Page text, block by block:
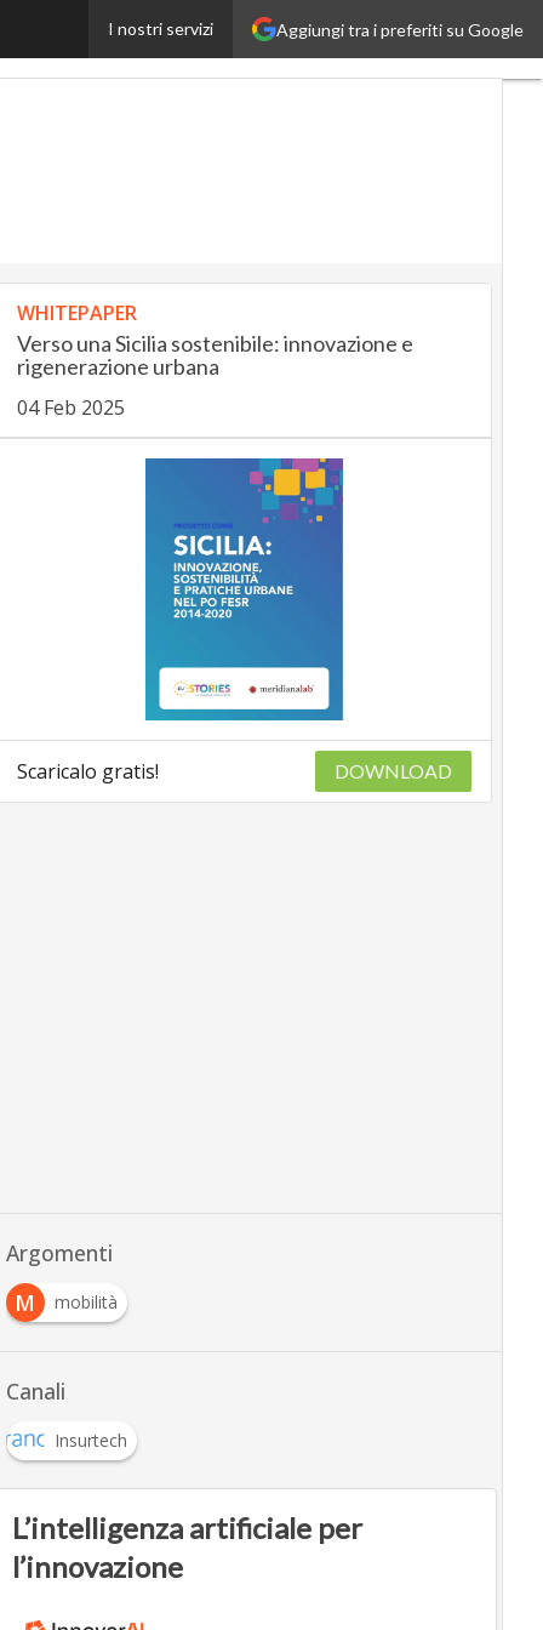
Aggiungi tra i preferiti su Google
I nostri servizi
RetailUp
WHITEPAPER
Verso una Sicilia sostenibile: innovazione e
rigenerazione urbana
04 Feb 2025
Scaricalo gratis! DOWNLOAD
Argomenti
M
mobilità
Canali
Insurtech
L’intelligenza artificiale per
l’innovazione